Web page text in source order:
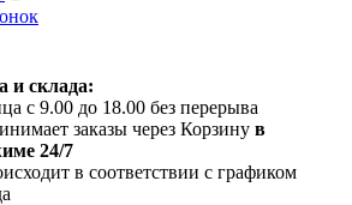
и склада:
с 9.00 до 18.00 без перерыва
заказы через Корзину в
24/7
в соответствии с графиком